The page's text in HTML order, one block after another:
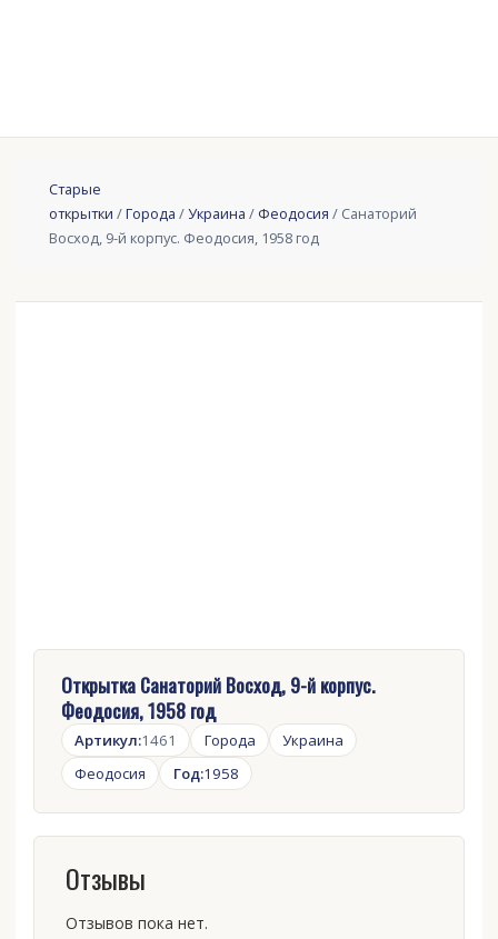
Старые
открытки /Города /Украина / Феодосия / Санаторий
Восход, 9-й корпус. Феодосия, 1958 год
Открытка Санаторий Восход, 9-й корпус.
Феодосия, 1958 год
Артикул:1461 Города
Украина
Феодосия
Год:1958
Отзывы
Отзывов пока нет.